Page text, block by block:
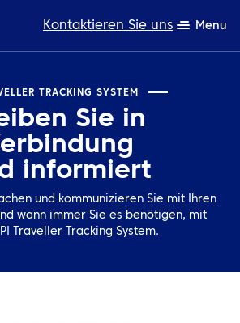
Kontaktieren Sie uns Menu
TRACKING SYSTEM
Sie in
informiert
und kommunizieren Sie mit Ihren
wann immer Sie es benötigen, mit
Traveller Tracking System.